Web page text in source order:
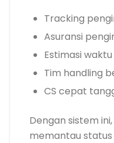
Tracking
Asuransi
Estimasi
Tim handling
CS cepat
Dengan sistem
memantau